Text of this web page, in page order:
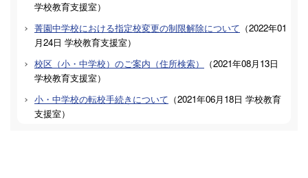
学校教育支援室）
菁園中学校における指定校変更の制限解除について （2022年01
月24日 学校教育支援室）
校区（小・中学校）のご案内（住所検索）
（2021年08月13日
学校教育支援室）
小・中学校の転校手続きについて （2021年06月18日 学校教育
支援室）